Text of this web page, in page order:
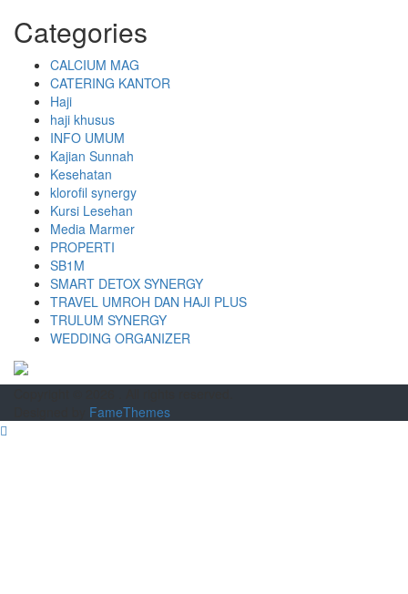
Categories
CALCIUM MAG
CATERING KANTOR
Haji
haji khusus
INFO UMUM
Kajian Sunnah
Kesehatan
klorofil synergy
Kursi Lesehan
Media Marmer
PROPERTI
SB1M
SMART DETOX SYNERGY
TRAVEL UMROH DAN HAJI PLUS
TRULUM SYNERGY
WEDDING ORGANIZER
FameThemes